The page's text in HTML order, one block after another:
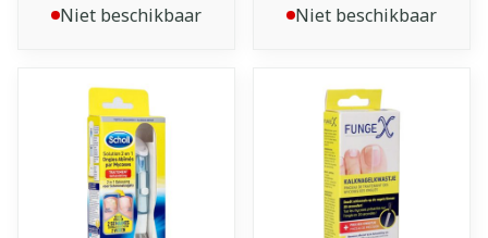
Niet beschikbaar Niet beschikbaar